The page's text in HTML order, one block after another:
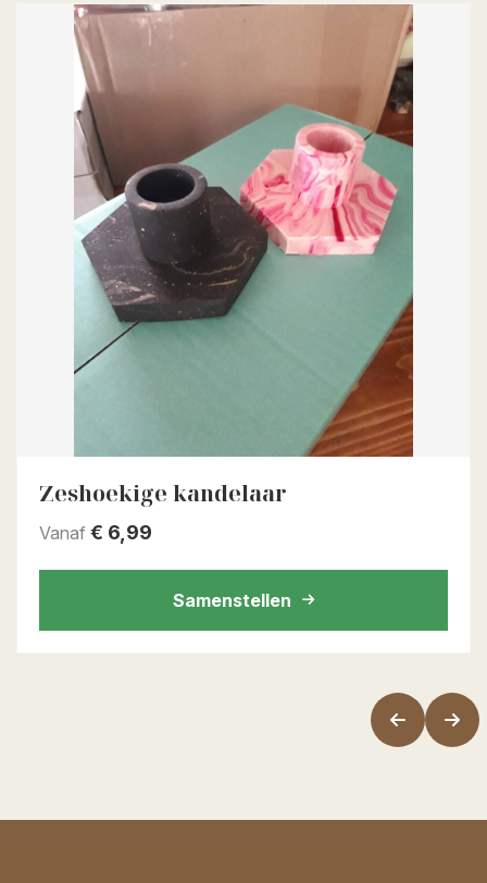
Zeshoekige kandelaar
Vanaf € 6,99
Samenstellen